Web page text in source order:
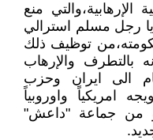
منع
رجل مسلم استرالي
توظيف ذلك
بالتطرف والإرهاب
الى ايران وحزب
امريكياً واوروبياً
من جماعة "داعش"